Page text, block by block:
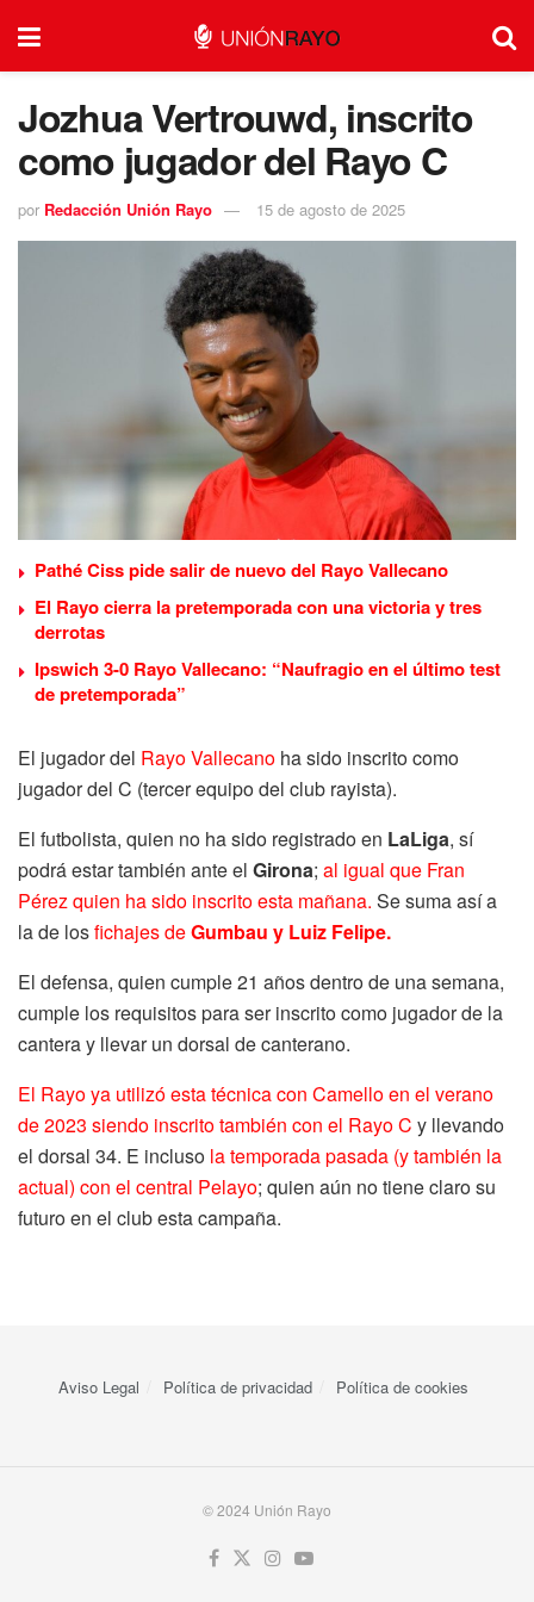
Jozhua Vertrouwd, inscrito
como jugador del Rayo C
por Redacción Unión Rayo 15 de agosto de 2025
Pathé Ciss pide salir de nuevo del Rayo Vallecano
El Rayo cierra la pretemporada con una victoria y tres
derrotas
Ipswich 3-0 Rayo Vallecano: “Naufragio en el último test
de pretemporada”
El jugador del Rayo Vallecano ha sido inscrito como
jugador del C (tercer equipo del club rayista).
El futbolista, quien no ha sido registrado en LaLiga, sí
podrá estar también ante el Girona; al igual que Fran
Pérez quien ha sido inscrito esta mañana. Se suma así a
la de losfichajes deGumbau y Luiz Felipe.
El defensa, quien cumple 21 años dentro de una semana,
cumple los requisitos para ser inscrito como jugador de la
cantera y llevar un dorsal de canterano.
El Rayo ya utilizó esta técnica con Camello en el verano
de 2023 siendo inscrito también con el Rayo C y llevando
el dorsal 34. E incluso la temporada pasada (y también la
actual) con el central Pelayo; quien aún no tiene claro su
futuro en el club esta campaña.
Aviso Legal Política de privacidad Política de cookies
© 2024 Unión Rayo